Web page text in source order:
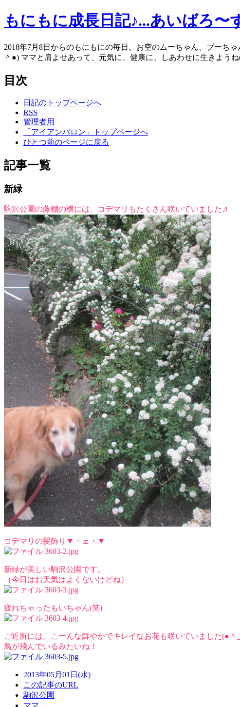
もにもに成長日記♪...あいばろ〜
2018年7月8日からのもにもにの毎日。お空のムーちゃん、ブーち
＾●) ママと肩よせあって、元気に、健康に、しあわせに生きよう
目次
日記のトップページへ
RSS
管理者用
「アイアンバロン」トップページへ
ひとつ前のページに戻る
記事一覧
新緑
駒沢公園の藤棚の横には、コデマリもたくさん咲いていました♬
コデマリの髪飾り▼・ェ・▼
新緑が美しい駒沢公園です。
（今日はお天気はよくないけどね）
疲れちゃったもいちゃん(笑)
ご近所には、こーんな鮮やかでキレイなお花も咲いていました(●＾
鳥が飛んでいるみたいね！
2013年05月01日(水)
この記事のURL
駒沢公園